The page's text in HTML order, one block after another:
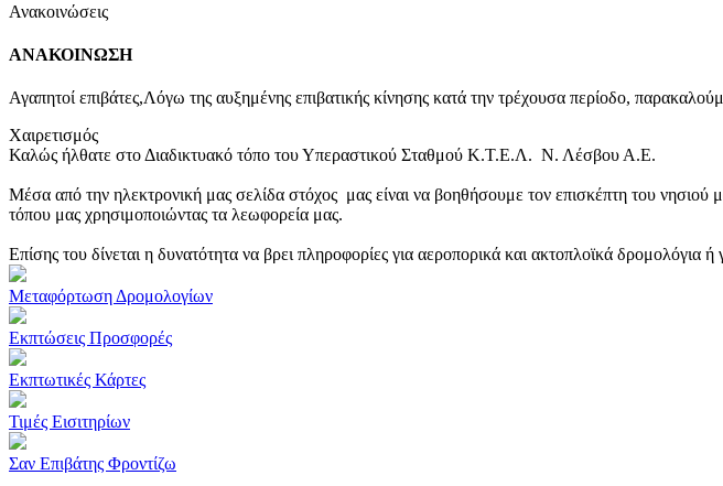
Ανακοινώσεις
ΑΝΑΚΟΙΝΩΣΗ
Αγαπητοί επιβάτες,Λόγω της αυξημένης επιβατικής κίνησης κατά την τρέχουσα περίοδο,
Χαιρετισμός
Καλώς ήλθατε στο Διαδικτυακό τόπο του Υπεραστικού Σταθμού Κ.Τ.Ε.Λ. Ν. Λέσβου Α.Ε.
Μέσα από την ηλεκτρονική μας σελίδα στόχος μας είναι να βοηθήσουμε τον επισκέπτη του
τόπου μας χρησιμοποιώντας τα λεωφορεία μας.
Επίσης του δίνεται η δυνατότητα να βρει πληροφορίες για αεροπορικά και ακτοπλοϊκά δρομολόγια
Μεταφόρτωση Δρομολογίων
Εκπτώσεις Προσφορές
Εκπτωτικές Κάρτες
Τιμές Εισιτηρίων
Σαν Επιβάτης Φροντίζω